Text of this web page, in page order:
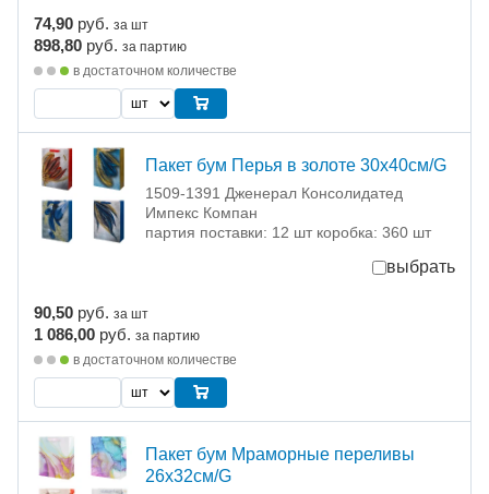
74,90 руб. за шт
898,80 руб. за партию
в достаточном количестве
Пакет бум Перья в золоте 30х40см/G
1509-1391 Дженерал Консолидатед
Импекс Компан
партия поставки: 12 шт коробка: 360 шт
выбрать
90,50 руб. за шт
1 086,00 руб. за партию
в достаточном количестве
Пакет бум Мраморные переливы
26х32см/G